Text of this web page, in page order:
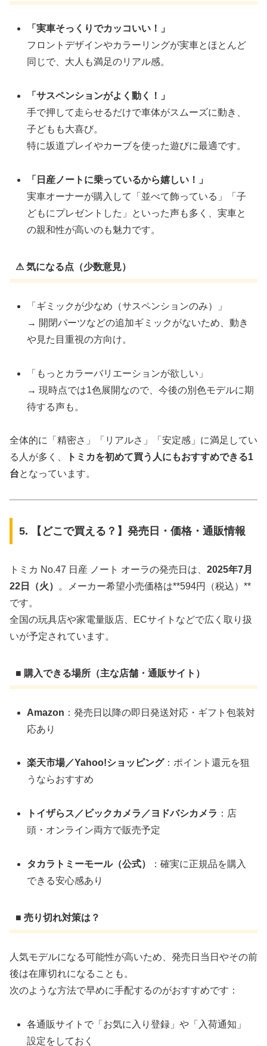
「実車そっくりでカッコいい！」
フロントデザインやカラーリングが実車とほとんど
同じで、大人も満足のリアル感。
「サスペンションがよく動く！」
手で押して走らせるだけで車体がスムーズに動き、
子どもも大喜び。
特に坂道プレイやカーブを使った遊びに最適です。
「日産ノートに乗っているから嬉しい！」
実車オーナーが購入して「並べて飾っている」「子
どもにプレゼントした」といった声も多く、実車と
の親和性が高いのも魅力です。
⚠ 気になる点（少数意見）
「ギミックが少なめ（サスペンションのみ）」
→ 開閉パーツなどの追加ギミックがないため、動き
や見た目重視の方向け。
「もっとカラーバリエーションが欲しい」
→ 現時点では1色展開なので、今後の別色モデルに期
待する声も。
全体的に「精密さ」「リアルさ」「安定感」に満足してい
る人が多く、
トミカを初めて買う人にもおすすめできる1
台となっています。
5. 【どこで買える？】発売日・価格・通販情報
トミカ No.47 日産 ノート オーラの発売日は、 2025年7月
22日（火）
。メーカー希望小売価格は**594円（税込）**
です。
全国の玩具店や家電量販店、ECサイトなどで広く取り扱
いが予定されています。
■ 購入できる場所（主な店舗・通販サイト）
Amazon ：発売日以降の即日発送対応・ギフト包装対
応あり
楽天市場／Yahoo!ショッピング：ポイント還元を狙
うならおすすめ
トイザらス／ビックカメラ／ヨドバシカメラ ：店
頭・オンライン両方で販売予定
タカラトミーモール（公式）
：確実に正規品を購入
できる安心感あり
■ 売り切れ対策は？
人気モデルになる可能性が高いため、発売日当日やその前
後は在庫切れになることも。
次のような方法で早めに手配するのがおすすめです：
各通販サイトで「お気に入り登録」や「入荷通知」
設定をしておく